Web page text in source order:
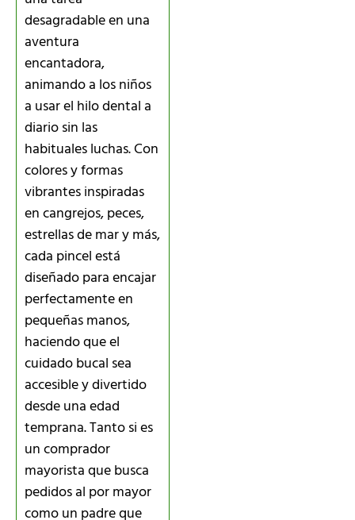
desagradable en una
aventura
encantadora,
animando a los niños
a usar el hilo dental a
diario sin las
habituales luchas. Con
colores y formas
vibrantes inspiradas
en cangrejos, peces,
estrellas de mar y más,
cada pincel está
diseñado para encajar
perfectamente en
pequeñas manos,
haciendo que el
cuidado bucal sea
accesible y divertido
desde una edad
temprana. Tanto si es
un comprador
mayorista que busca
pedidos al por mayor
como un padre que